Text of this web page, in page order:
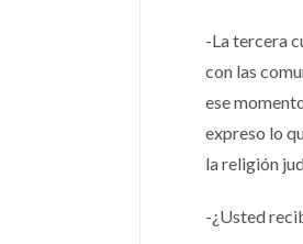
-La tercera
con las
ese
expreso lo
la religión
-¿Usted